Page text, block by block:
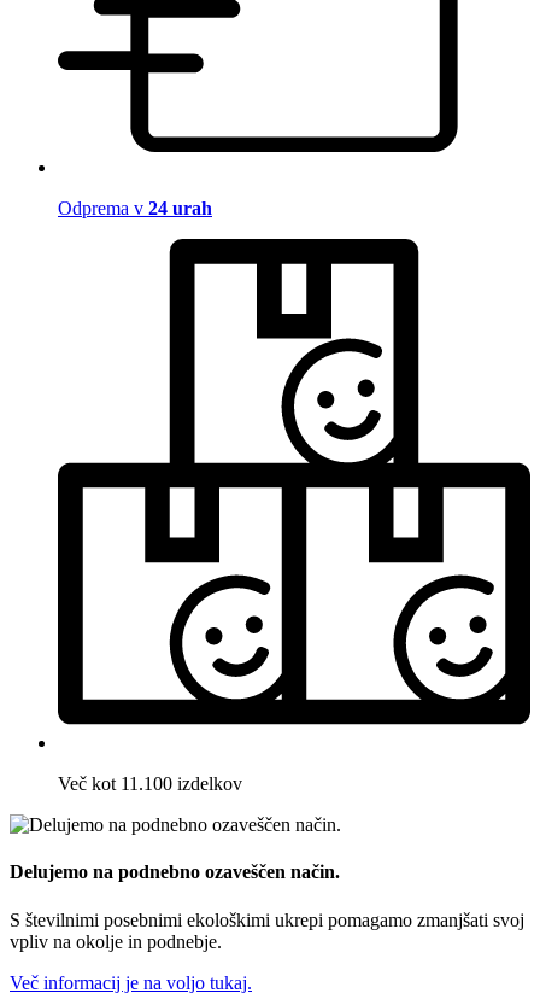
Odprema v 24 urah
Več kot 11.100 izdelkov
Delujemo na podnebno ozaveščen način.
S številnimi posebnimi ekološkimi ukrepi pomagamo zmanjšati svoj
vpliv na okolje in podnebje.
Več informacij je na voljo tukaj.